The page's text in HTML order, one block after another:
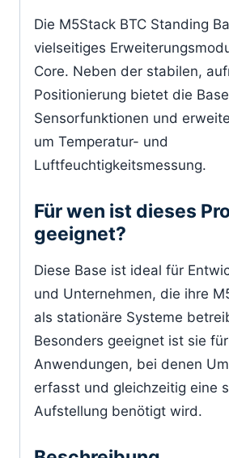
Die M5Stack BTC Standing
vielseitiges
Core. Neben der stabilen,
Positionierung bietet die
Sensorfunktionen und
um Temperatur- und
Luftfeuchtigkeitsmessung.
Für wen ist dieses
geeignet?
Diese Base ist ideal für
und Unternehmen, die ihre
als stationäre Systeme
Besonders geeignet ist sie für
Anwendungen, bei denen
erfasst und gleichzeitig eine
Aufstellung benötigt wird.